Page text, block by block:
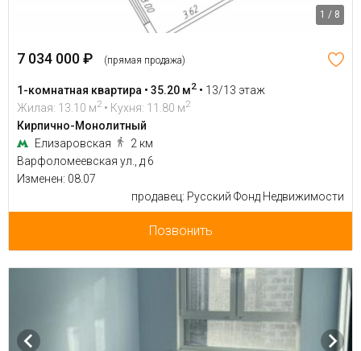
1 / 8
7 034 000 ₽ (прямая продажа)
1-комнатная квартира • 35.20 м2 • 13/13 этаж
Жилая: 13.10 м2 • Кухня: 11.80 м2
Кирпично-Монолитный
Елизаровская
2 км
Варфоломеевская ул., д 6
Изменен: 08.07
продавец: Русский Фонд Недвижимости
Позвонить